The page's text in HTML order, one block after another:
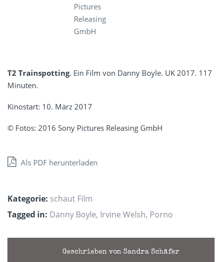
Pictures
Releasing
GmbH
T2 Trainspotting. Ein Film von Danny Boyle. UK 2017. 117
Minuten.
Kinostart: 10. März 2017
© Fotos: 2016 Sony Pictures Releasing GmbH
Als PDF herunterladen
Kategorie: schaut Film
Tagged in: Danny Boyle, Irvine Welsh, Porno
Geschrieben von Sandra Schäfer